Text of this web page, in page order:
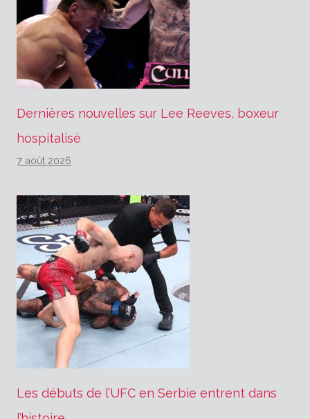
Dernières nouvelles sur Lee Reeves, boxeur
hospitalisé
7 août 2026
Les débuts de l’UFC en Serbie entrent dans